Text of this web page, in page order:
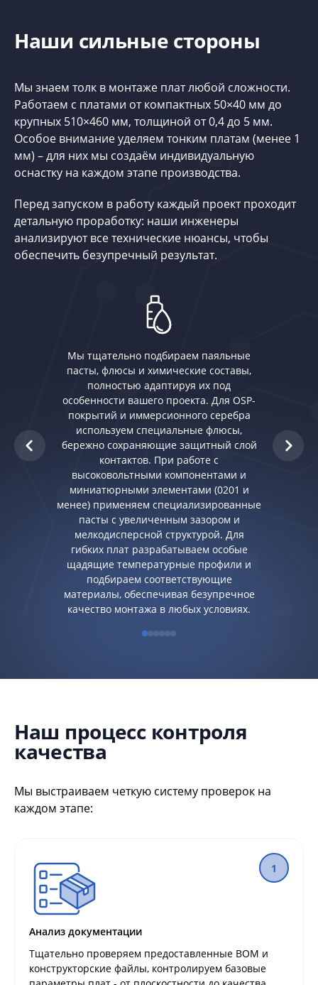
Наши сильные стороны
Мы знаем толк в монтаже плат любой сложности.
Работаем с платами от компактных 50×40 мм до
крупных 510×460 мм, толщиной от 0,4 до 5 мм.
Особое внимание уделяем тонким платам (менее 1
мм) – для них мы создаём индивидуальную
оснастку на каждом этапе производства.
Перед запуском в работу каждый проект проходит
детальную проработку: наши инженеры
анализируют все технические нюансы, чтобы
обеспечить безупречный результат.
Мы тщательно подбираем паяльные
пасты, флюсы и химические составы,
полностью адаптируя их под
особенности вашего проекта. Для OSP-
покрытий и иммерсионного серебра
используем специальные флюсы,
бережно сохраняющие защитный слой
контактов. При работе с
высоковольтными компонентами и
миниатюрными элементами (0201 и
менее) применяем специализированные
пасты с увеличенным зазором и
мелкодисперсной структурой. Для
гибких плат разрабатываем особые
щадящие температурные профили и
подбираем соответствующие
материалы, обеспечивая безупречное
качество монтажа в любых условиях.
Наш процесс контроля
качества
Мы выстраиваем четкую систему проверок на
каждом этапе:
1
Анализ документации
Тщательно проверяем предоставленные BOM и
конструкторские файлы, контролируем базовые